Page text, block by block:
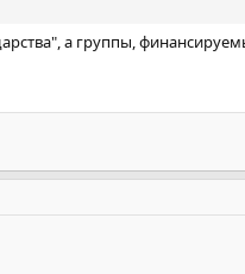
a группы,